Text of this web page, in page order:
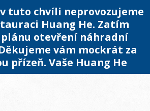
tuto chvíli neprovozujeme
Huang He. Zatím
plánu otevření náhradní
vám mockrát za
přízeň. Vaše Huang He